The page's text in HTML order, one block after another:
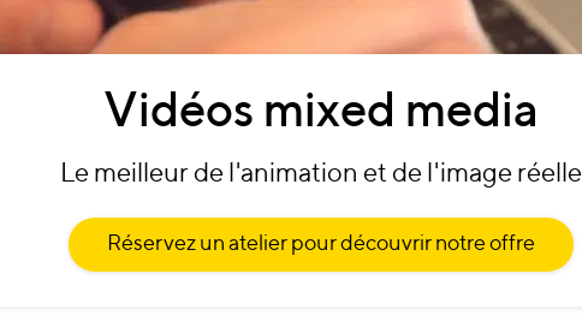
Vidéos mixed media
Le meilleur de l'animation et de l'image réelle
Réservez un atelier pour découvrir notre offre